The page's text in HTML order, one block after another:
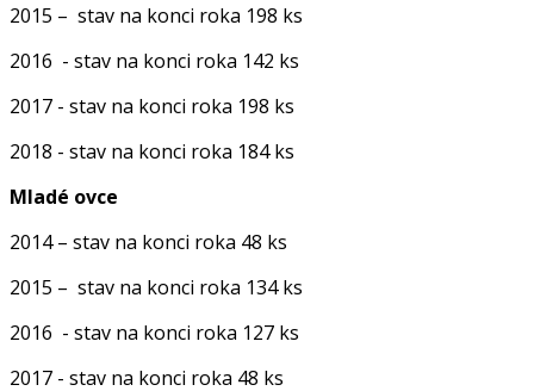
2015 – stav na konci roka 198 ks
2016 - stav na konci roka 142 ks
2017 - stav na konci roka 198 ks
2018 - stav na konci roka 184 ks
Mladé ovce
2014 – stav na konci roka 48 ks
2015 – stav na konci roka 134 ks
2016 - stav na konci roka 127 ks
2017 - stav na konci roka 48 ks